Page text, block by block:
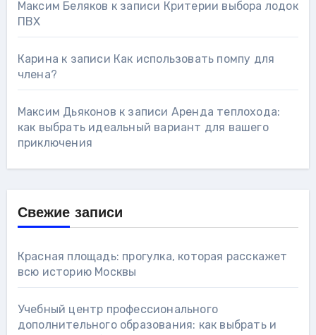
Максим Беляков к записи Критерии выбора лодок
ПВХ
Карина к записи Как использовать помпу для
члена?
Максим Дьяконов к записи Аренда теплохода:
как выбрать идеальный вариант для вашего
приключения
Свежие записи
Красная площадь: прогулка, которая расскажет
всю историю Москвы
Учебный центр профессионального
дополнительного образования: как выбрать и